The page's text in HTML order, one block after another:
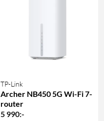
TP-Link
Archer NB450 5G Wi-Fi 7-
router
5 990:-